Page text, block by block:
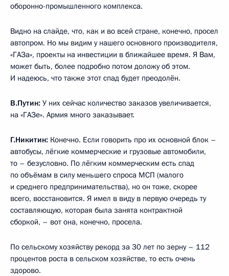
оборонно-промышленного комплекса.
Видно на слайде, что, как и во всей стране, конечно, просел
автопром. Но мы видим у нашего основного производителя,
«ГАЗа», проекты на инвестиции в ближайшее время. Я Вам,
может быть, более подробно потом доложу об этом.
И надеюсь, что также этот спад будет преодолён.
В.Путин: У них сейчас количество заказов увеличивается,
на «ГАЗе». Армия много заказывает.
Г.Никитин: Конечно. Если говорить про их основной блок –
автобусы, лёгкие коммерческие и грузовые автомобили,
то – безусловно. По лёгким коммерческим есть спад
по объёмам в силу меньшего спроса МСП (малого
и среднего предпринимательства), но он тоже, скорее
всего, восстановится. Я имел в виду в первую очередь ту
составляющую, которая была занята контрактной
сборкой, – вот она, конечно, просела.
По сельскому хозяйству рекорд за 30 лет по зерну – 112
процентов роста в сельском хозяйстве, то есть очень
здорово.